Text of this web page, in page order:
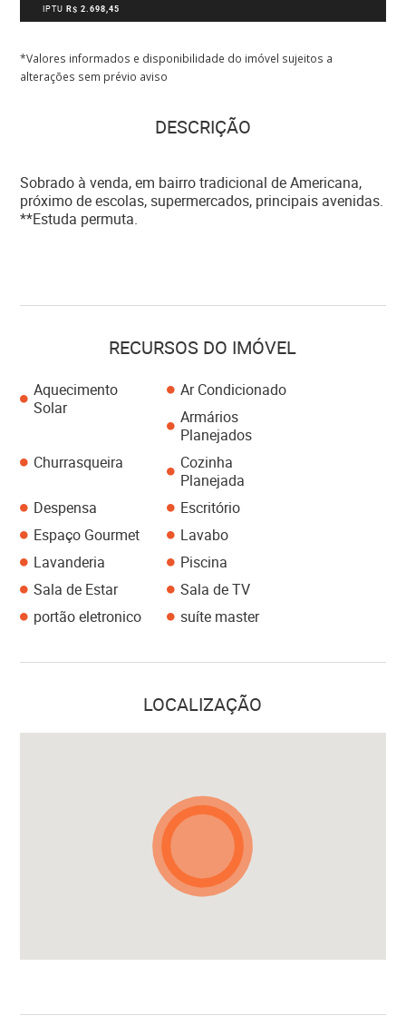
IPTUR$ 2.698,45
*Valores informados e disponibilidade do imóvel sujeitos a
alterações sem prévio aviso
DESCRIÇÃO
Sobrado à venda, em bairro tradicional de Americana,
próximo de escolas, supermercados, principais avenidas.
**Estuda permuta.
RECURSOS DO IMÓVEL
Aquecimento
Solar
Ar Condicionado
Armários
Planejados
Churrasqueira
Cozinha
Planejada
Despensa
Escritório
Espaço Gourmet
Lavabo
Lavanderia
Piscina
Sala de Estar
Sala de TV
portão eletronico
suíte master
LOCALIZAÇÃO